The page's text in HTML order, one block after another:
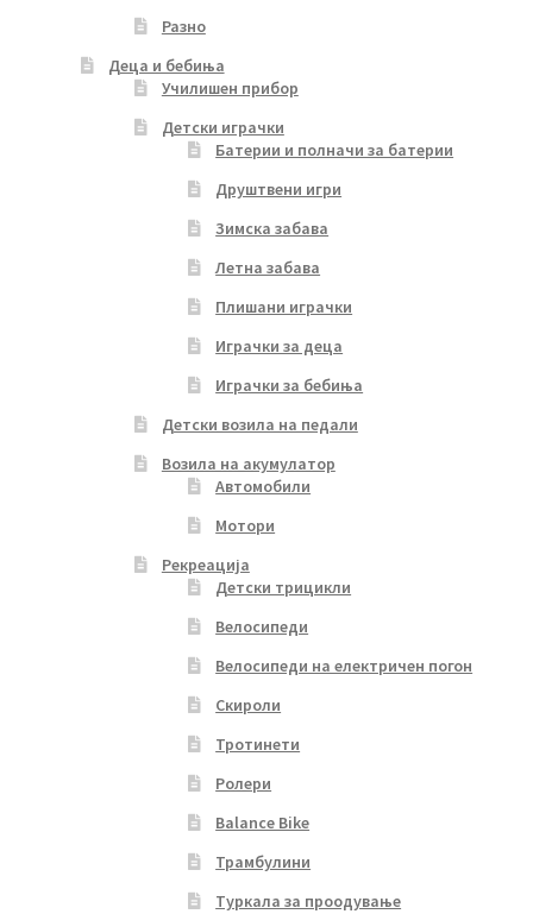
Разно
Деца и бебиња
Училишен прибор
Детски играчки
Батерии и полначи за батерии
Друштвени игри
Зимска забава
Летна забава
Плишани играчки
Играчки за деца
Играчки за бебиња
Детски возила на педали
Возила на акумулатор
Автомобили
Мотори
Рекреација
Детски трицикли
Велосипеди
Велосипеди на електричен погон
Скироли
Тротинети
Ролери
Balance Bike
Трамбулини
Туркала за проодување